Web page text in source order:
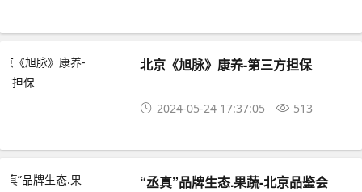
北京《旭脉》康养-第三方担保
2024-05-24 17:37:05 513
“丞真”品牌生态.果蔬-北京品鉴会